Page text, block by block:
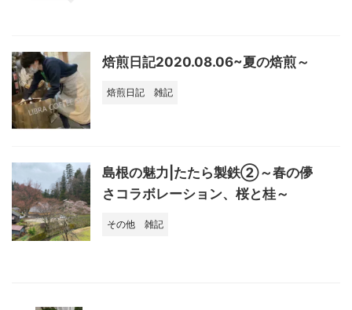
焙煎日記2020.08.06~夏の焙煎～
焙煎日記 雑記
島根の魅力|たたら製鉄②～春の儚
さコラボレーション、桜と桂～
その他 雑記